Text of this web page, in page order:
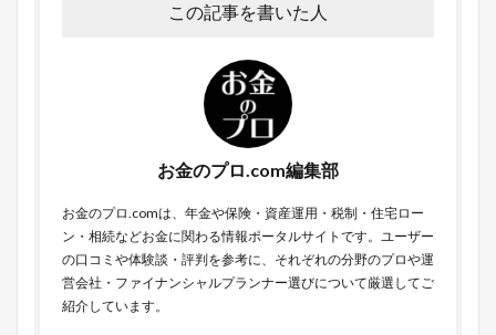
この記事を書いた人
お金のプロ.com編集部
お金のプロ.comは、年金や保険・資産運用・税制・住宅ロー
ン・相続などお金に関わる情報ポータルサイトです。ユーザー
の口コミや体験談・評判を参考に、それぞれの分野のプロや運
営会社・ファイナンシャルプランナー選びについて厳選してご
紹介しています。